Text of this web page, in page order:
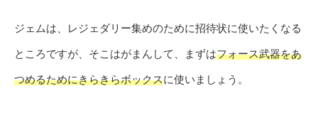
ジェムは、レジェダリー集めのために招待状に使いたくなる
ところですが、そこはがまんして、まずはフォース武器をあ
つめるためにきらきらボックスに使いましょう。